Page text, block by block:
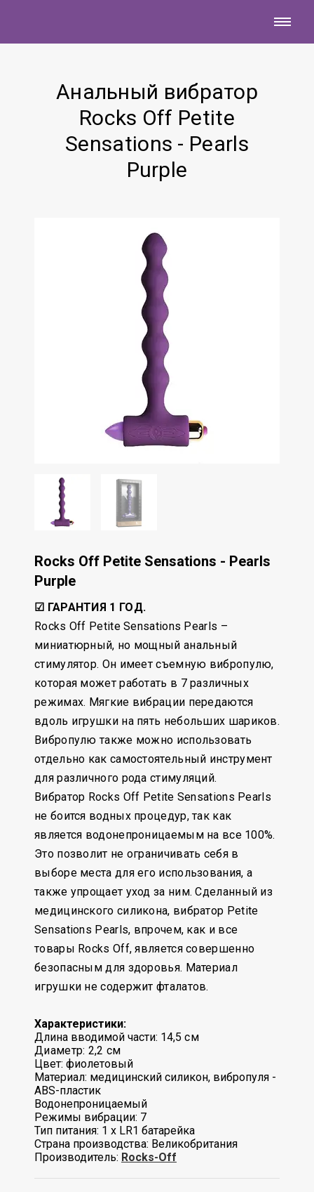
Анальный вибратор
Rocks Off Petite
Sensations - Pearls
Purple
Rocks Off Petite Sensations - Pearls
Purple
☑ ГАРАНТИЯ 1 ГОД.
Rocks Off Petite Sensations Pearls –
миниатюрный, но мощный анальный
стимулятор. Он имеет съемную вибропулю,
которая может работать в 7 различных
режимах. Мягкие вибрации передаются
вдоль игрушки на пять небольших шариков.
Вибропулю также можно использовать
отдельно как самостоятельный инструмент
для различного рода стимуляций.
Вибратор Rocks Off Petite Sensations Pearls
не боится водных процедур, так как
является водонепроницаемым на все 100%.
Это позволит не ограничивать себя в
выборе места для его использования, а
также упрощает уход за ним. Сделанный из
медицинского силикона, вибратор Petite
Sensations Pearls, впрочем, как и все
товары Rocks Off, является совершенно
безопасным для здоровья. Материал
игрушки не содержит фталатов.
Характеристики:
Длина вводимой части: 14,5 см
Диаметр: 2,2 см
Цвет: фиолетовый
Материал: медицинский силикон, вибропуля -
ABS-пластик
Водонепроницаемый
Режимы вибрации: 7
Тип питания: 1 x LR1 батарейка
Страна производства: Великобритания
Производитель: Rocks-Off